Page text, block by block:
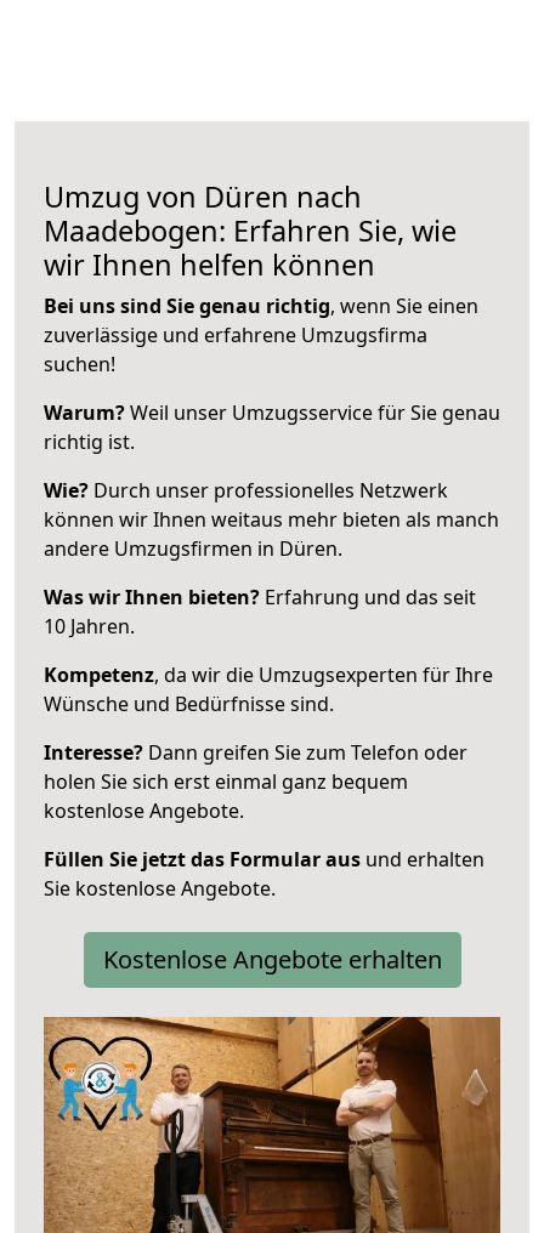
Umzug von Düren nach
Maadebogen: Erfahren Sie, wie
wir Ihnen helfen können
Bei uns sind Sie genau richtig, wenn Sie einen
zuverlässige und erfahrene Umzugsfirma
suchen!
Warum?Weil unser Umzugsservice für Sie genau
richtig ist.
Wie? Durch unser professionelles Netzwerk
können wir Ihnen weitaus mehr bieten als manch
andere Umzugsfirmen in Düren.
Was wir Ihnen bieten? Erfahrung und das seit
10 Jahren.
Kompetenz, da wir die Umzugsexperten für Ihre
Wünsche und Bedürfnisse sind.
Interesse? Dann greifen Sie zum Telefon oder
holen Sie sich erst einmal ganz bequem
kostenlose Angebote.
Füllen Sie jetzt das Formular aus und erhalten
Sie kostenlose Angebote.
Kostenlose Angebote erhalten